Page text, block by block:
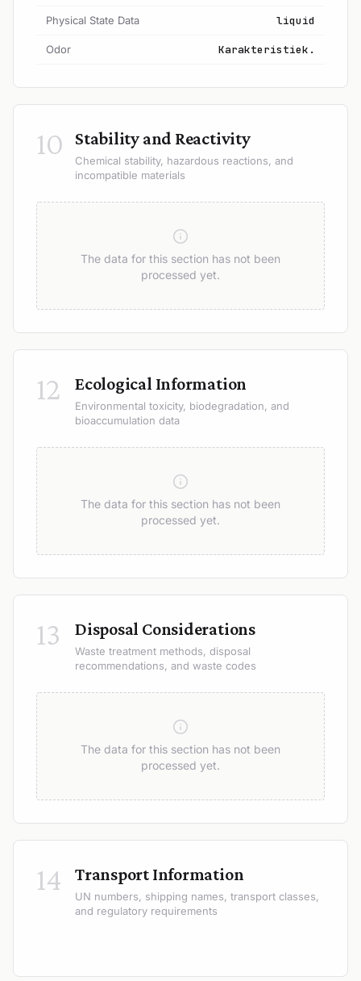
Physical State Data liquid
Odor Karakteristiek.
10 Stability and Reactivity
Chemical stability, hazardous reactions, and
incompatible materials
The data for this section has not been
processed yet.
12 Ecological Information
Environmental toxicity, biodegradation, and
bioaccumulation data
The data for this section has not been
processed yet.
13 Disposal Considerations
Waste treatment methods, disposal
recommendations, and waste codes
The data for this section has not been
processed yet.
14 Transport Information
UN numbers, shipping names, transport classes,
and regulatory requirements